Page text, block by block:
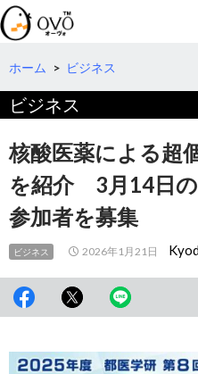
検
索
コ
テ
へ
動
ホーム > ビジネス
ビジネス
核酸医薬による超
を紹介 3月14日の
参加者を募集
ビジネス 2026年1月21日